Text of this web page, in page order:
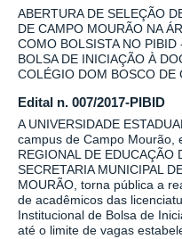
ABERTURA DE SELEÇÃO
DE CAMPO MOURÃO NA
COMO BOLSISTA NO
BOLSA DE INICIAÇÃO À
COLÉGIO DOM BOSCO DE
Edital n. 007/2017-PIBID
A UNIVERSIDADE
campus de Campo Mourão,
REGIONAL DE EDUCAÇÃO
SECRETARIA MUNICIPAL
MOURÃO, torna pública a
de acadêmicos das
Institucional de Bolsa de
até o limite de vagas